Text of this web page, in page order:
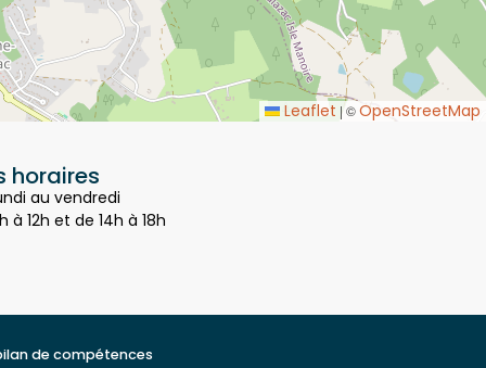
Leaflet|© OpenStreetMap
au vendredi
à 12h et de 14h à 18h